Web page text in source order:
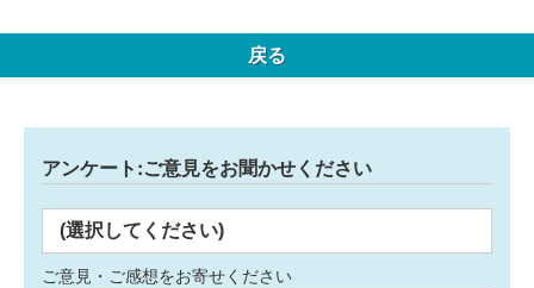
戻る
アンケート:ご意見をお聞かせください
(選択してください)
ご意見・ご感想をお寄せください